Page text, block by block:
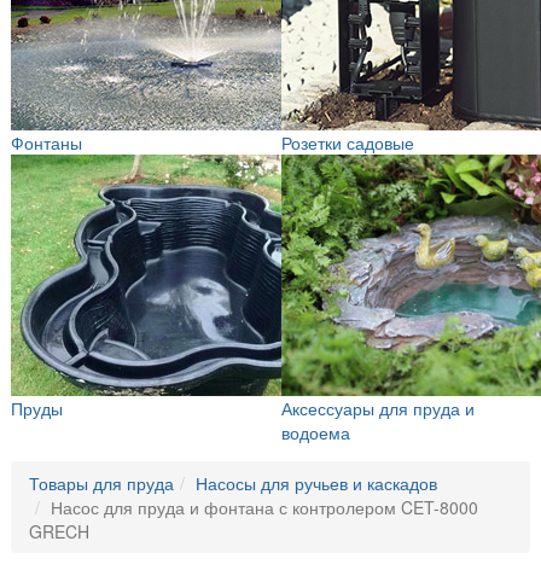
Фонтаны Розетки садовые
Пруды
Аксессуары для пруда и
водоема
Товары для пруда
Насосы для ручьев и каскадов
Насос для пруда и фонтана с контролером CET-8000
GRECH